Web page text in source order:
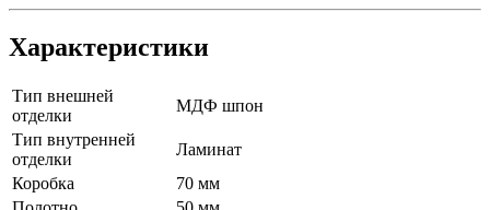
Характеристики
Тип внешней
отделки
МДФ шпон
Тип внутренней
отделки
Ламинат
Коробка
70 мм